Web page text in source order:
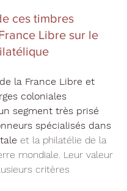
ces timbres
Libre sur le
la France Libre et
coloniales
segment très prisé
spécialisés dans
et la philatélie de la
mondiale. Leur valeur
critères